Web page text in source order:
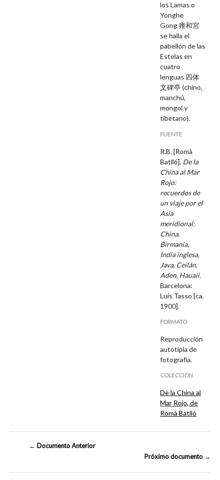
los Lamas o
Yonghe
Gong雍和宮
se halla el
pabellón de las
Estelas en
cuatro
lenguas 四体
文碑亭 (chino,
manchú,
mongol y
tibetano).
FUENTE
R.B. [Romà
Batlló]. De la
China al Mar
Rojo:
recuerdos de
un viaje por el
Asia
meridional:
China,
Birmania,
India inglesa,
Java, Ceilán,
Aden, Hauaii.
Barcelona:
Luis Tasso [ca.
1900].
FORMATO
Reproducción
autotipia de
fotografía.
COLECCIÓN
De la China al
Mar Rojo, de
Romà Batlló
← Documento Anterior
Próximo documento →